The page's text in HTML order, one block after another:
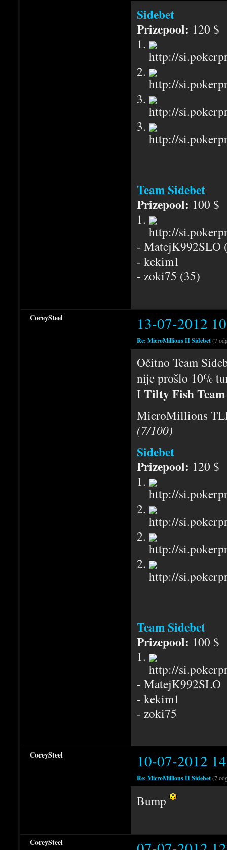
Sidebet
Prizepool: 120 $
1.
2.
3.
3.
Team Sidebet
Prizepool: 100 $
1.
- MatejK992SLO
- kekim1
- zoki75 (35)
CoreySteel 13-07-2012
Re: MicroMillions II Sidebet(7
Očitno Team
nije prošlo 10%
ITilty Fish Team
MicroMillions
(7/100)
Sidebet
Prizepool: 120 $
1.
2.
2.
2.
Team Sidebet
Prizepool: 100 $
1.
- MatejK992SLO
- kekim1
- zoki75
CoreySteel 10-07-2012
Re: MicroMillions II Sidebet(7
Bump
CoreySteel